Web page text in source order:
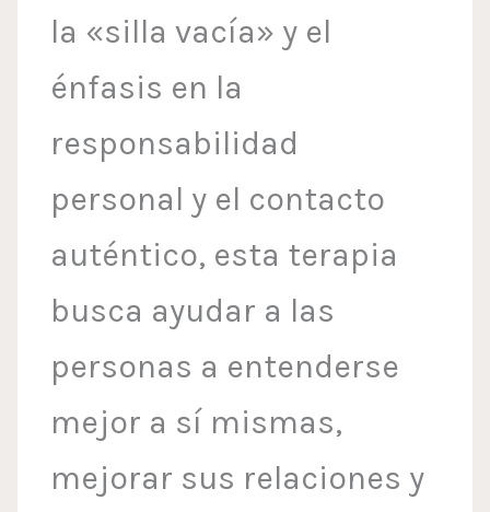
la «silla vacía» y el
énfasis en la
responsabilidad
personal y el contacto
auténtico, esta terapia
busca ayudar a las
personas a entenderse
mejor a sí mismas,
mejorar sus relaciones y